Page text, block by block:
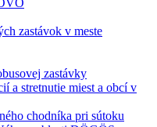
zastávok v meste
zastávky
a stretnutie miest a obcí v
chodníka pri sútoku